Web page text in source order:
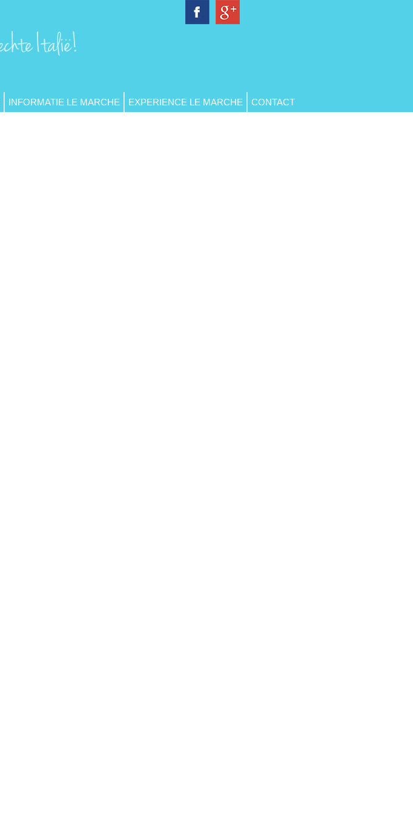
INFORMATIE LE MARCHE EXPERIENCE LE MARCHE CONTACT